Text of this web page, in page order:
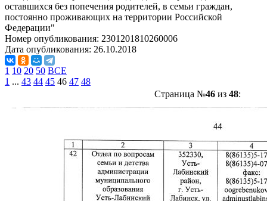
оставшихся без попечения родителей, в семьи граждан,
постоянно проживающих на территории Российской
Федерации"
Номер опубликования: 2301201810260006
Дата опубликования: 26.10.2018
1 10 20 50 ВСЕ
1 ... 43 44 45 46 47 48
Страница №46из 48: